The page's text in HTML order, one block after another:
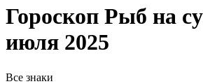
Гороскоп Рыб на
июля 2025
Все знаки